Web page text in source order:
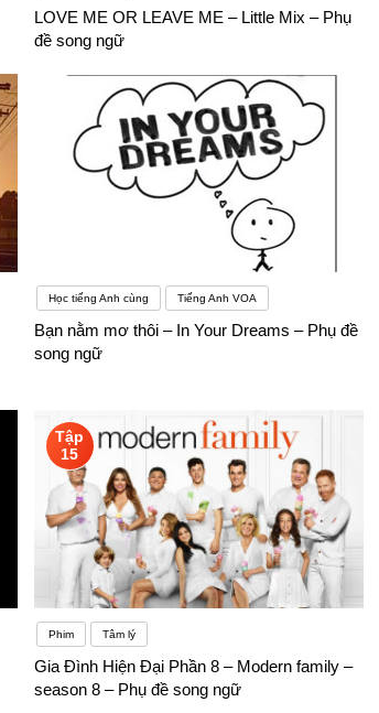
LOVE ME OR LEAVE ME – Little Mix – Phụ
đề song ngữ
Học tiếng Anh cùng Tiếng Anh VOA
Bạn nằm mơ thôi – In Your Dreams – Phụ đề
song ngữ
Tập
15
Phim Tâm lý
Gia Đình Hiện Đại Phần 8 – Modern family –
season 8 – Phụ đề song ngữ